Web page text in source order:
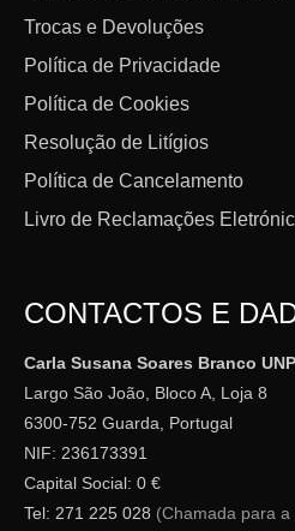
Trocas e Devoluções
Política de Privacidade
Política de Cookies
Resolução de Litígios
Política de Cancelamento
Livro de Reclamações
CONTACTOS E
Carla Susana Soares Branco
Largo São João, Bloco A, Loja 8
6300-752 Guarda, Portugal
NIF: 236173391
Capital Social: 0 €
Tel: 271 225 028 (Chamada para